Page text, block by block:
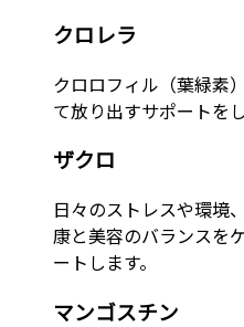
クロレラ
クロロフィル（葉緑素
て放り出すサポートをし
ザクロ
日々のストレスや環境
康と美容のバランスを
ートします。
マンゴスチン